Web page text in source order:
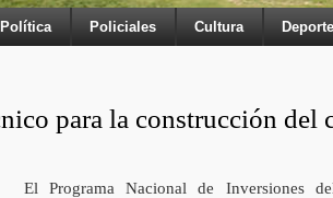
Política Policiales Cultura
para la construcción del
El Programa Nacional de Inversiones